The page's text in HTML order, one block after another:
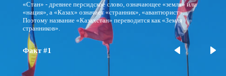
«Стан» - древнее персидское слово, означающее «земля» или
«нация», а «Казах» означает «странник», «авантюрист».
Поэтому название «Казахстан» переводится как «Земля
странников».
Факт #1